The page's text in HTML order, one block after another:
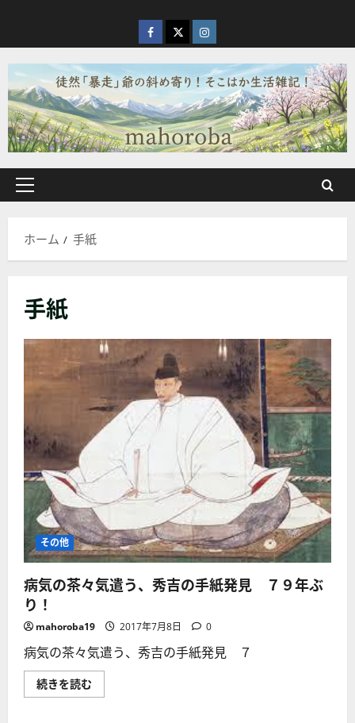
を
ス
キ
ッ
プ
facebook
X Instagram
メ
ン
ー
ホーム 手紙
手紙
その他
病気の茶々気遣う、秀吉の手紙発見 ７９年ぶ
り！
mahoroba19 2017年7月8日 0
病気の茶々気遣う、秀吉の手紙発見 ７
続きを読む
気